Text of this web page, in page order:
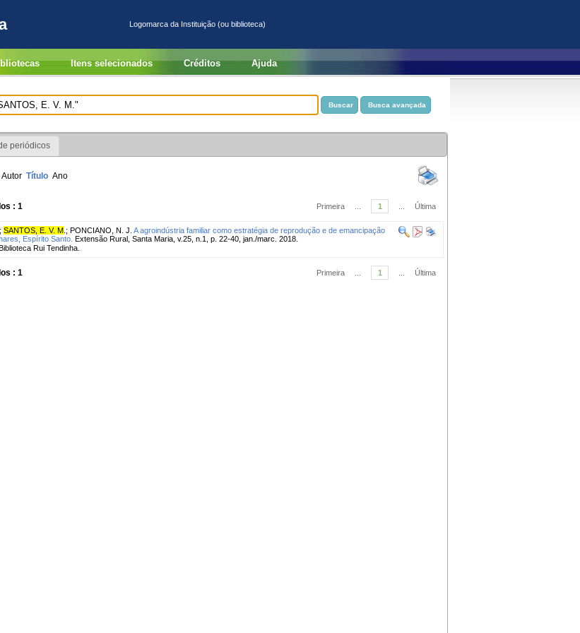
Logomarca da Instituição (ou biblioteca)
Itens selecionados Créditos Ajuda
periódicos
Autor Título Ano
: 1 Primeira 1 Última
; SANTOS, E. V. M ; PONCIANO, N. J. A agroindústria familiar como estratégia de reprodução e de emancipação
Espírito Santo. Extensão Rural, Santa Maria, v.25, n.1, p. 22-40, jan./marc. 2018.
Rui Tendinha.
: 1 Primeira 1 Última